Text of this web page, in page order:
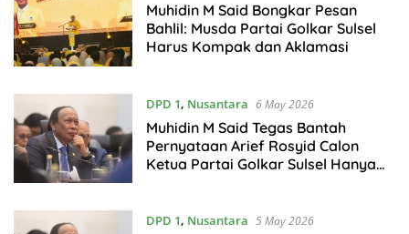
Muhidin M Said Bongkar Pesan
Bahlil: Musda Partai Golkar Sulsel
Harus Kompak dan Aklamasi
DPD 1, Nusantara 6 May 2026
Muhidin M Said Tegas Bantah
Pernyataan Arief Rosyid Calon
Ketua Partai Golkar Sulsel Hanya
DPD 1, Nusantara 5 May 2026